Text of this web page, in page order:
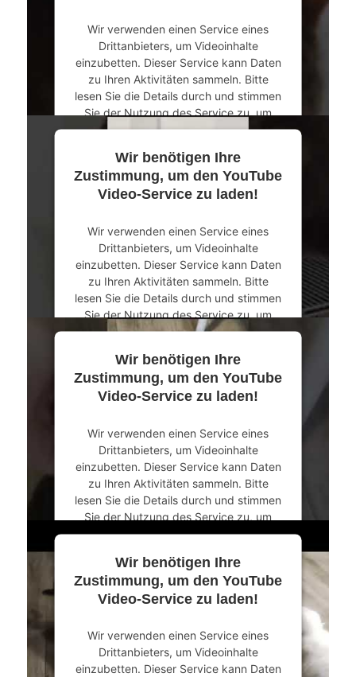
powered byUsercentrics Consent
Management Platform&eRecht24
Wir verwenden einen Service eines
Drittanbieters, um Videoinhalte
einzubetten. Dieser Service kann Daten
zu Ihren Aktivitäten sammeln. Bitte
lesen Sie die Details durch und stimmen
Sie der Nutzung des Service zu, um
dieses Video anzusehen.
Mehr Informationen
powered byUsercentrics Consent
Management Platform&eRecht24
Wir benötigen Ihre
Zustimmung, um den YouTube
Video-Service zu laden!
Wir verwenden einen Service eines
Drittanbieters, um Videoinhalte
einzubetten. Dieser Service kann Daten
zu Ihren Aktivitäten sammeln. Bitte
lesen Sie die Details durch und stimmen
Sie der Nutzung des Service zu, um
dieses Video anzusehen.
Mehr Informationen
powered byUsercentrics Consent
Management Platform&eRecht24
Wir benötigen Ihre
Zustimmung, um den YouTube
Video-Service zu laden!
Wir verwenden einen Service eines
Drittanbieters, um Videoinhalte
einzubetten. Dieser Service kann Daten
zu Ihren Aktivitäten sammeln. Bitte
lesen Sie die Details durch und stimmen
Sie der Nutzung des Service zu, um
dieses Video anzusehen.
Mehr Informationen
powered byUsercentrics Consent
Management Platform&eRecht24
Wir benötigen Ihre
Zustimmung, um den YouTube
Video-Service zu laden!
Wir verwenden einen Service eines
Drittanbieters, um Videoinhalte
einzubetten. Dieser Service kann Daten